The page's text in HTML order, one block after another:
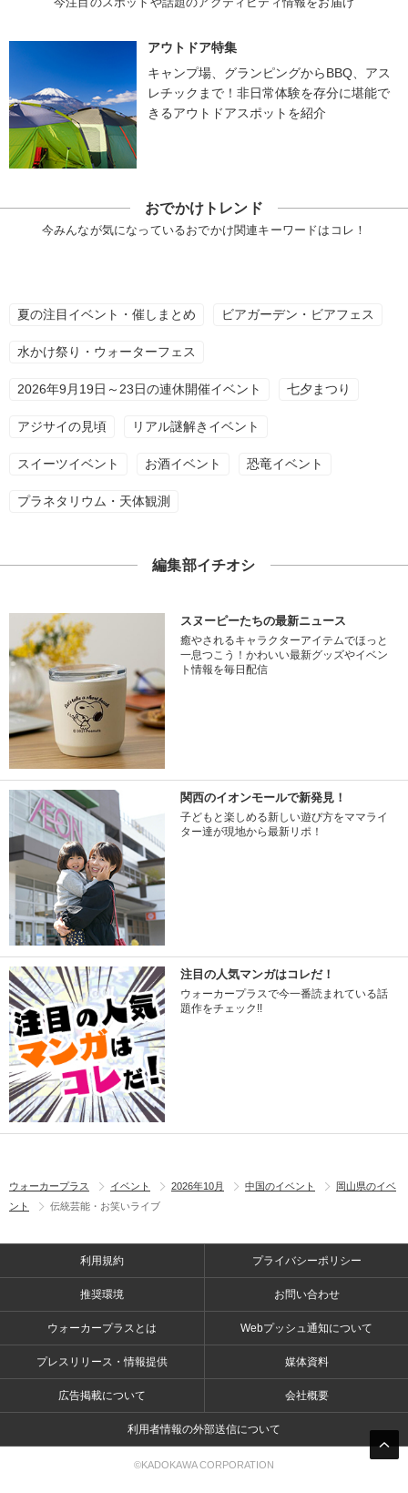
アウトドア特集
キャンプ場、グランピングからBBQ、アス
レチックまで！非日常体験を存分に堪能で
きるアウトドアスポットを紹介
おでかけトレンド
今みんなが気になっているおでかけ関連キーワードはコレ！
夏の注目イベント・催しまとめ ビアガーデン・ビアフェス
水かけ祭り・ウォーターフェス
2026年9月19日～23日の連休開催イベント 七夕まつり
アジサイの見頃 リアル謎解きイベント
スイーツイベント お酒イベント 恐竜イベント
プラネタリウム・天体観測
編集部イチオシ
スヌーピーたちの最新ニュース
癒やされるキャラクターアイテムでほっと
一息つこう！かわいい最新グッズやイベン
ト情報を毎日配信
関西のイオンモールで新発見！
子どもと楽しめる新しい遊び方をママライ
ター達が現地から最新リポ！
注目の人気マンガはコレだ！
ウォーカープラスで今一番読まれている話
題作をチェック!!
ウォーカープラス イベント 2026年10月 中国のイベント
岡山県のイベ
ント
伝統芸能・お笑いライブ
利用規約 プライバシーポリシー
推奨環境 お問い合わせ
ウォーカープラスとは Webプッシュ通知について
プレスリリース・情報提供 媒体資料
広告掲載について 会社概要
利用者情報の外部送信について
©KADOKAWA CORPORATION